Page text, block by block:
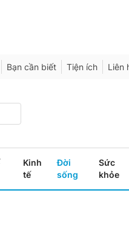
Bạn cần biết Tiện ích Liên
Kinh
tế
Đời
sống
Sức
khỏe